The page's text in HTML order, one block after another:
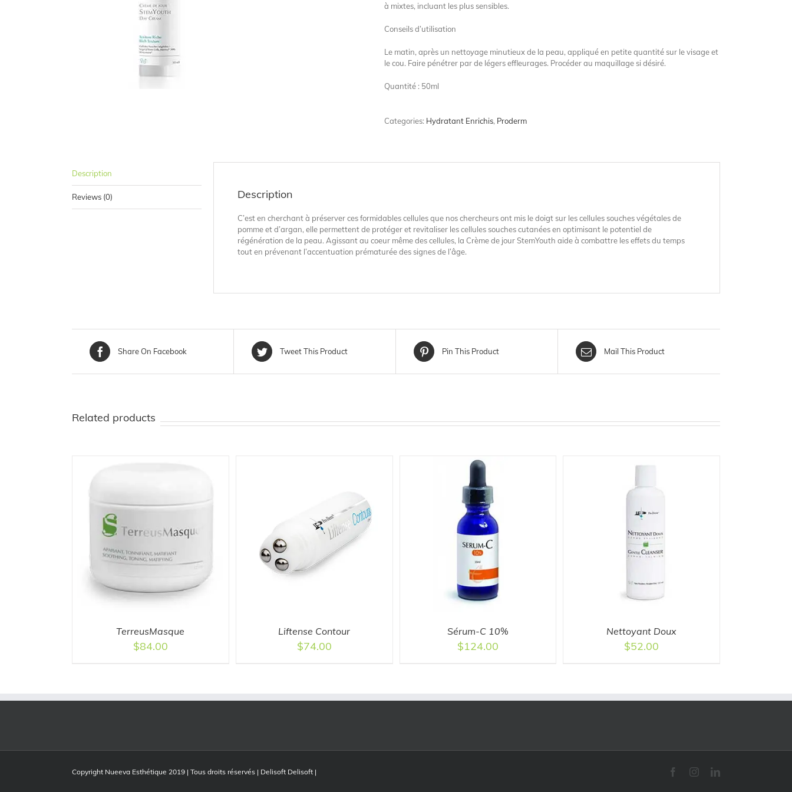
à mixtes, incluant les plus sensibles.
Conseils d’utilisation
Le matin, après un nettoyage minutieux de la peau, appliqué en petite quantité sur le visage et
le cou. Faire pénétrer par de légers effleurages. Procéder au maquillage si désiré.
Quantité : 50ml
Categories: Hydratant Enrichis, Proderm
Description
Reviews (0) Description
C’est en cherchant à préserver ces formidables cellules que nos chercheurs ont mis le doigt sur les cellules souches végétales de
pomme et d’argan, elle permettent de protéger et revitaliser les cellules souches cutanées en optimisant le potentiel de
régénération de la peau. Agissant au coeur même des cellules, la Crème de jour StemYouth aide à combattre les effets du temps
tout en prévenant l’accentuation prématurée des signes de l’âge.
Share On Facebook Tweet This Product Pin This Product Mail This Product
Related products
TerreusMasque
$84.00
ADD TO CART / DETAILS
Liftense Contour
$74.00
ADD TO CART / DETAILS
Sérum-C 10%
$124.00
ADD TO CART /
Nettoyant Doux
$52.00
Copyright Nueeva Esthétique 2019 | Tous droits réservés | Delisoft Delisoft | FacebookInstagramLinkedIn